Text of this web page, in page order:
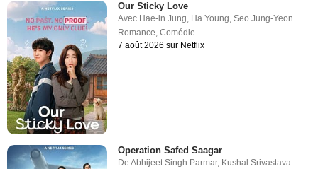
Our Sticky Love
Avec Hae-in Jung, Ha Young,Seo Jung-Yeon
Romance,Comédie
7 août 2026 sur Netflix
Operation Safed Saagar
DeAbhijeet Singh Parmar, Kushal Srivastava